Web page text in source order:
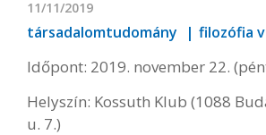
11/11/2019
társadalomtudomány filozófia
Időpont: 2019. november 22.
Helyszín: Kossuth Klub (1088
u. 7.)